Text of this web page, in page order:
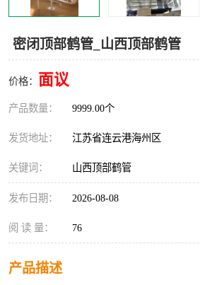
密闭顶部鹤管_山西顶部鹤管
价格： 面议
产品数量： 9999.00个
发货地址： 江苏省连云港海州区
关键词： 山西顶部鹤管
发布日期： 2026-08-08
阅 读 量： 76
产品描述